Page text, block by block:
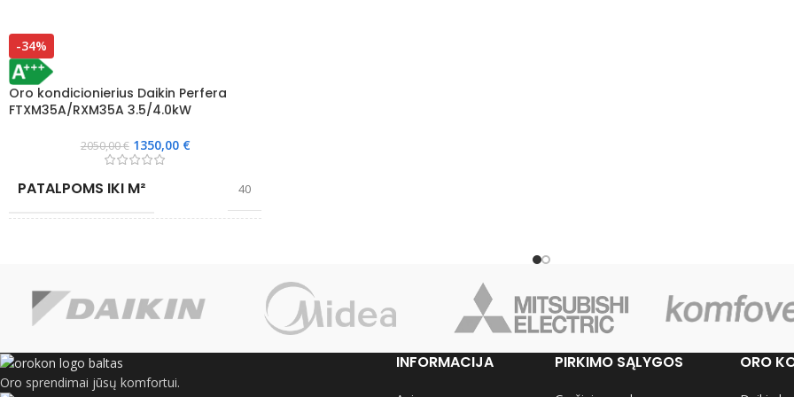
-34%
Oro kondicionierius Daikin Perfera
FTXM35A/RXM35A 3.5/4.0kW
2050,00€ 1350,00 €
PATALPOMS IKI M² 40
WIFI VALDYMAS
VIDINIO BLOKO TIPAS
ENERGIJOS KLASĖ ŠILDYME A+++ ENERGIJOS KLASĖ ŠILDYME
Oro sprendimai jūsų komfortui.
INFORMACIJA PIRKIMO SĄLYGOS ORO